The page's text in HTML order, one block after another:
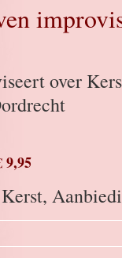
over
9,95